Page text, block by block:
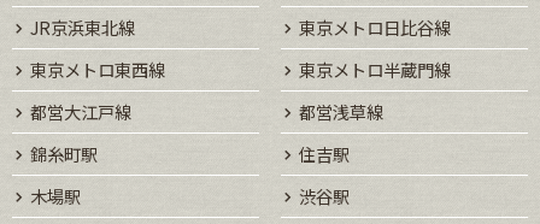
JR京浜東北線
東京メトロ日比谷線
東京メトロ東西線
東京メトロ半蔵門線
都営大江戸線
都営浅草線
錦糸町駅
住吉駅
木場駅
渋谷駅